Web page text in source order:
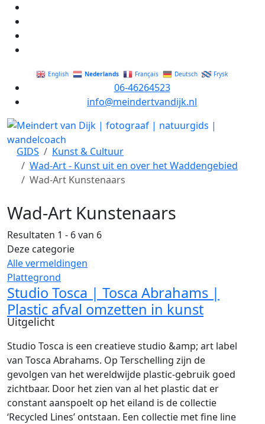
English Nederlands Français Deutsch Frysk
06-46264523
info@meindertvandijk.nl
GIDS
Kunst & Cultuur
Wad-Art - Kunst uit en over het Waddengebied
Wad-Art Kunstenaars
Wad-Art Kunstenaars
Resultaten 1 - 6 van 6
Deze categorie
Alle vermeldingen
Plattegrond
Studio Tosca | Tosca Abrahams |
Plastic afval omzetten in kunst
Uitgelicht
Studio Tosca is een creatieve studio &amp; art label
van Tosca Abrahams. Op Terschelling zijn de
gevolgen van het wereldwijde plastic-gebruik goed
zichtbaar. Door het zien van al het plastic dat er
constant aanspoelt op het eiland is de collectie
‘Recycled Lines’ ontstaan. Een collectie met fine line